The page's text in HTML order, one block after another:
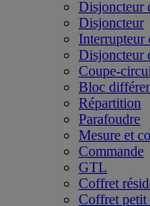
Disjoncteur
Disjoncteur
Interrupteur
Disjoncteur
Coupe-
Bloc
Répartition
Parafoudre
Mesure et
Commande
GTL
Coffret
Coffret petit